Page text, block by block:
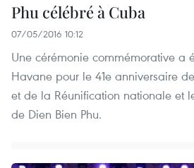
Phu célébré à Cuba
07/05/2016 10:12
Une cérémonie commémorative a
Havane pour le 41e anniversaire
et de la Réunification nationale et
de Dien Bien Phu.